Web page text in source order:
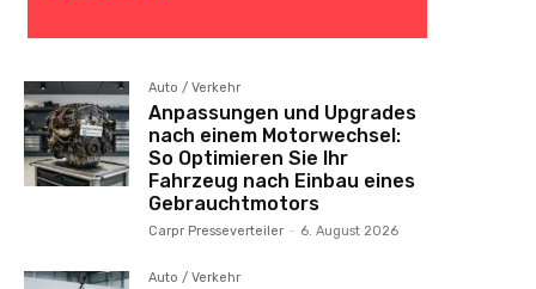
Auto / Verkehr
Anpassungen und Upgrades
nach einem Motorwechsel:
So Optimieren Sie Ihr
Fahrzeug nach Einbau eines
Gebrauchtmotors
Carpr Presseverteiler - 6. August 2026
Auto / Verkehr